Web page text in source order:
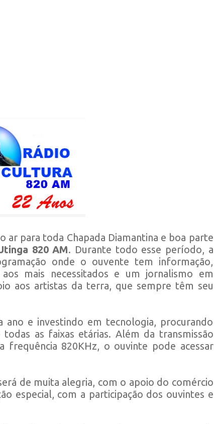
ar para toda Chapada Diamantina e boa parte
820 AM. Durante todo esse período, a
onde o ouvente tem informação,
mais necessitados e um jornalismo em
aos artistas da terra, que sempre têm seu
ano e investindo em tecnologia, procurando
as faixas etárias. Além da transmissão
frequência 820KHz, o ouvinte pode acessar
de muita alegria, com o apoio do comércio
especial, com a participação dos ouvintes e